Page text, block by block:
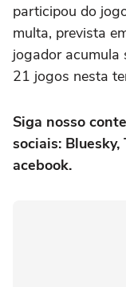
participou do
multa, prevista
jogador acumula
21 jogos nesta
Siga nosso
sociais: Bluesky,
acebook.